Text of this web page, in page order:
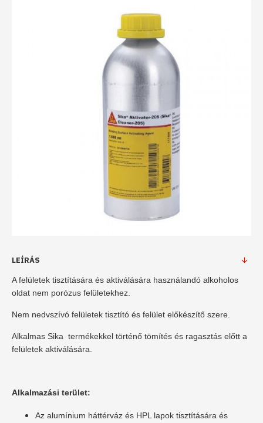
LEÍRÁS
A felületek tisztítására és aktiválására használandó alkoholos
oldat nem porózus felületekhez.
Nem nedvszívó felületek tisztító és felület előkészítő szere.
Alkalmas Sika termékekkel történő tömítés és ragasztás előtt a
felületek aktiválására.
Alkalmazási terület:
Az alumínium háttérváz és HPL lapok tisztítására és